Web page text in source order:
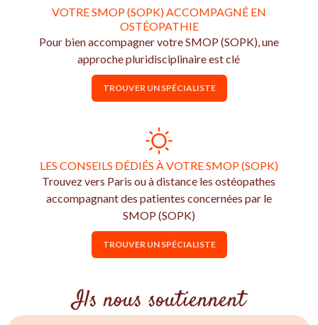
VOTRE SMOP (SOPK) ACCOMPAGNÉ EN
OSTÉOPATHIE
Pour bien accompagner votre SMOP (SOPK), une
approche pluridisciplinaire est clé
TROUVER UN SPÉCIALISTE
LES CONSEILS DÉDIÉS À VOTRE SMOP (SOPK)
Trouvez vers Paris ou à distance les ostéopathes
accompagnant des patientes concernées par le
SMOP (SOPK)
TROUVER UN SPÉCIALISTE
Ils nous soutiennent